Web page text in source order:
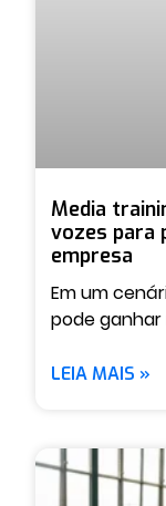
Media
vozes para
empresa
Em um
pode
LEIA MAIS »